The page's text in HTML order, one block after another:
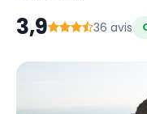
3,9 36 avis